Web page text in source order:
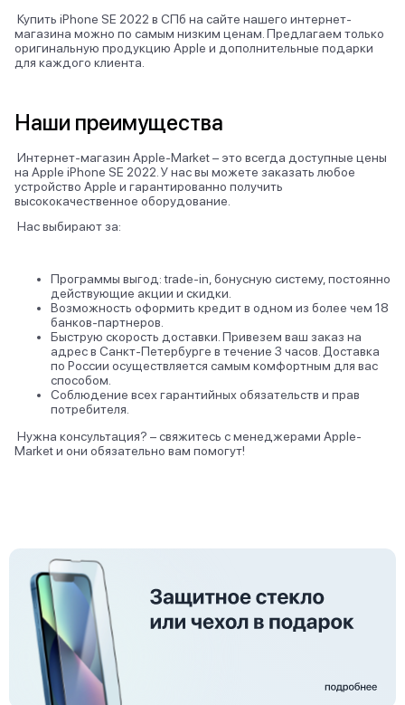
Купить iPhone SE 2022 в СПб на сайте нашего интернет-
магазина можно по самым низким ценам. Предлагаем только
оригинальную продукцию Apple и дополнительные подарки
для каждого клиента.
Наши преимущества
Интернет-магазин Apple-Market – это всегда доступные цены
на Apple iPhone SE 2022. У нас вы можете заказать любое
устройство Apple и гарантированно получить
высококачественное оборудование.
Нас выбирают за:
Программы выгод: trade-in, бонусную систему, постоянно
действующие акции и скидки.
Возможность оформить кредит в одном из более чем 18
банков-партнеров.
Быструю скорость доставки. Привезем ваш заказ на
адрес в Санкт-Петербурге в течение 3 часов. Доставка
по России осуществляется самым комфортным для вас
способом.
Соблюдение всех гарантийных обязательств и прав
потребителя.
Нужна консультация? – свяжитесь с менеджерами Apple-
Market и они обязательно вам помогут!